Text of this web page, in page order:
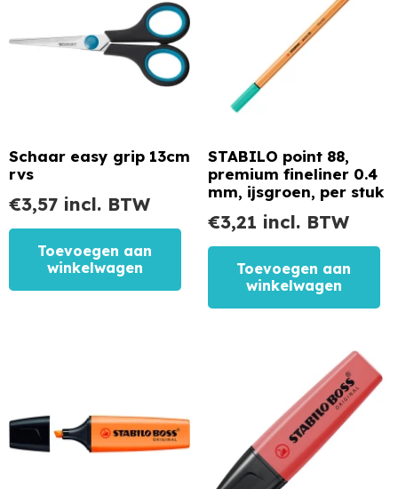
Schaar easy grip 13cm
rvs
€3,57 incl. BTW
Toevoegen aan
winkelwagen
STABILO point 88,
premium fineliner 0.4
mm, ijsgroen, per stuk
€3,21 incl. BTW
Toevoegen aan
winkelwagen